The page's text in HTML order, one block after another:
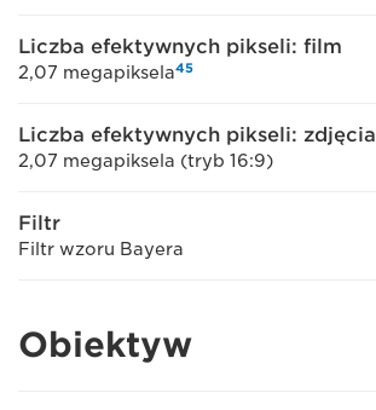
Liczba efektywnych pikseli: film
2,07 megapiksela45
Liczba efektywnych pikseli: zdjęcia
2,07 megapiksela (tryb 16:9)
Filtr
Filtr wzoru Bayera
Obiektyw